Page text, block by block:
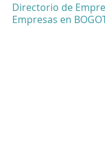
Directorio de
Empresas en